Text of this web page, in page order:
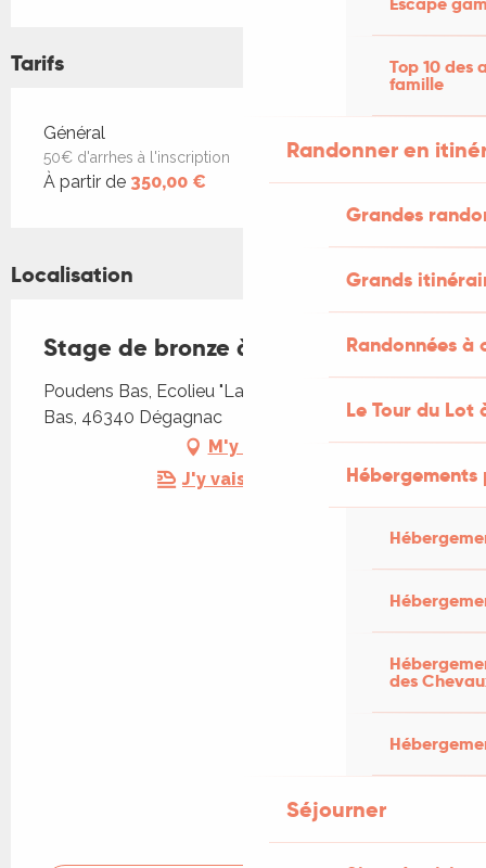
Top 10 des
famille
Randonner en
Grandes
Grands
Randonnées
Le Tour du Lot
des
Séjourner
Tarifs
Tarifs 2026
Général
50€ d'arrhes à l'inscription
À partir de 350,00 €
Localisation
Stage de bronze à la cire perdue
Poudens Bas, Ecolieu "La découverte", Poudens
Bas, 46340 Dégagnac
M'y rendre
J'y vais en train !